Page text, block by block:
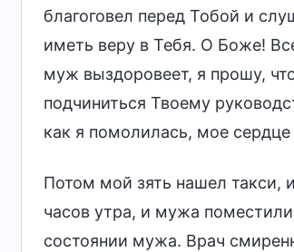
благоговел перед Тобой и
иметь веру в Тебя. О Боже!
муж выздоровеет, я прошу,
подчиниться Твоему
как я помолилась, мое
Потом мой зять нашел такси,
часов утра, и мужа
состоянии мужа. Врач